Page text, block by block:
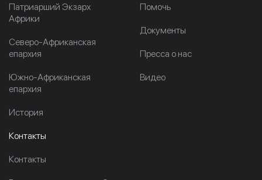
Патриарший Экзарх
Африки
Северо-Африканская
епархия
Южно-Африканская
епархия
История
Помочь
Документы
Пресса о нас
Видео
Контакты
Контакты